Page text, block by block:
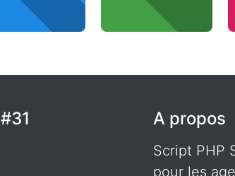
A propos
Script PHP SEO, générateur d'icônes, idéal
pour les